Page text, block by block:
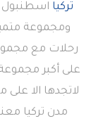
تركيا اسطنبول
ومجموعة
رحلات مع
على أكبر
لاتجدها الا
مدن تركيا